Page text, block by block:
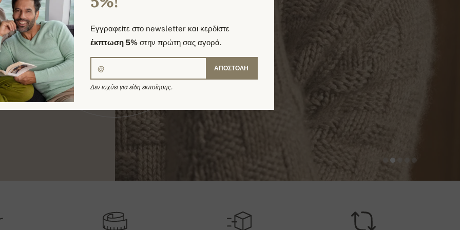
Εγγραφείτε στο newsletter και κερδίστε
έκπτωση 5% στην πρώτη σας αγορά.
ΑΠΟΣΤΟΛΉ
Δεν ισχύει για είδη εκποίησης.